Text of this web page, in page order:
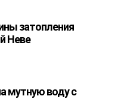
затопления
Неве
мутную воду с